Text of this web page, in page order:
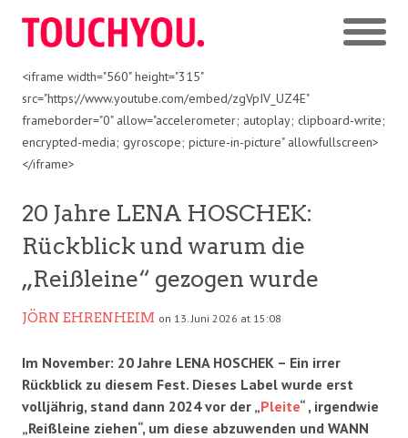
<iframe width="560" height="315"
src="https://www.youtube.com/embed/zgVpIV_UZ4E"
frameborder="0" allow="accelerometer; autoplay; clipboard-write;
encrypted-media; gyroscope; picture-in-picture" allowfullscreen>
</iframe>
20 Jahre LENA HOSCHEK:
Rückblick und warum die
„Reißleine“ gezogen wurde
JÖRN EHRENHEIM on 13. Juni 2026 at 15:08
Im November: 20 Jahre LENA HOSCHEK – Ein irrer
Rückblick zu diesem Fest. Dieses Label wurde erst
volljährig, stand dann 2024 vor der „Pleite“ , irgendwie
„Reißleine ziehen“, um diese abzuwenden und WANN